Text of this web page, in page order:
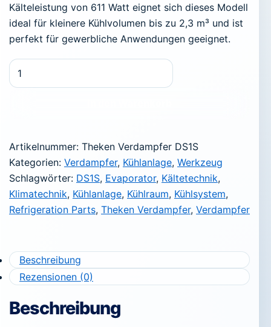
Kälteleistung von 611 Watt eignet sich dieses Modell
ideal für kleinere Kühlvolumen bis zu 2,3 m³ und ist
perfekt für gewerbliche Anwendungen geeignet.
Theken Verdampfer DS1S – 611 Watt Menge
Artikelnummer: Theken Verdampfer DS1S
Kategorien: Verdampfer, Kühlanlage, Werkzeug
Schlagwörter: DS1S, Evaporator, Kältetechnik,
Klimatechnik, Kühlanlage, Kühlraum, Kühlsystem,
Refrigeration Parts, Theken Verdampfer, Verdampfer
Beschreibung
Rezensionen (0)
Beschreibung